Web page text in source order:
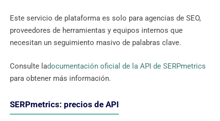
Este servicio de plataforma es solo para agencias de SEO,
proveedores de herramientas y equipos internos que
necesitan un seguimiento masivo de palabras clave.
Consulte ladocumentación oficial de la API de SERPmetrics
para obtener más información.
SERPmetrics: precios de API